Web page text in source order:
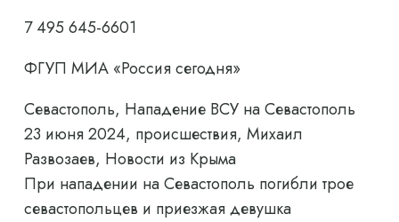
7 495 645-6601
ФГУП МИА «Россия сегодня»
Севастополь, Нападение ВСУ на Севастополь
23 июня 2024, происшествия, Михаил
Развозаев, Новости из Крыма
При нападении на Севастополь погибли трое
севастопольцев и приезжая девушка